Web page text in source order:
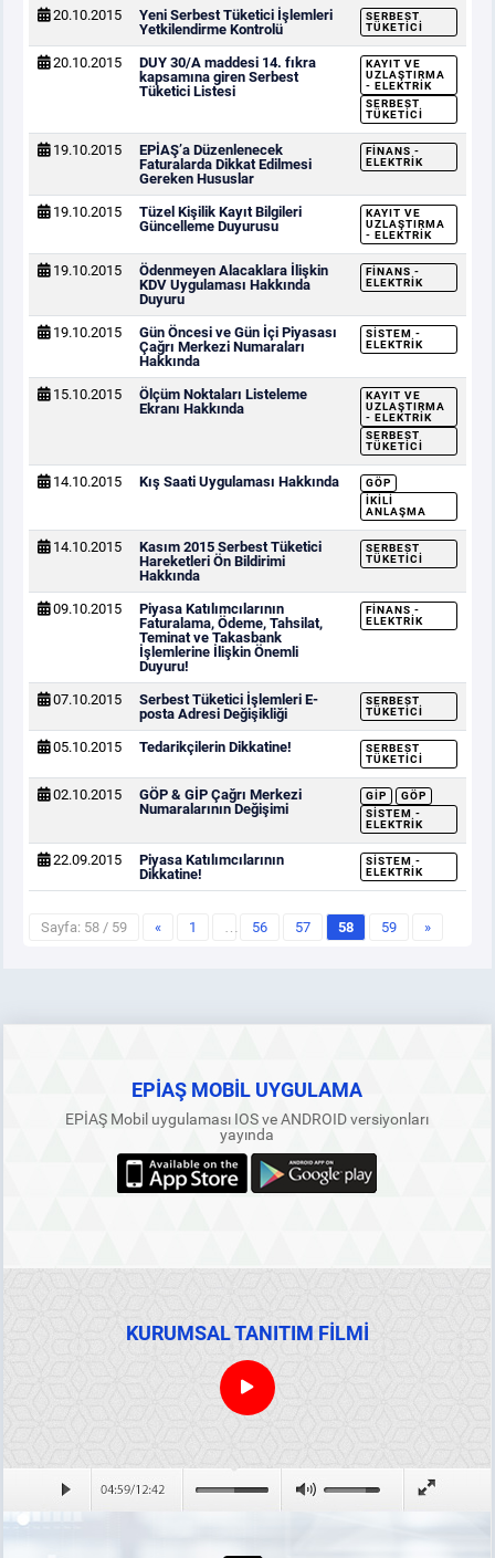
20.10.2015
Yeni Serbest Tüketici İşlemleri
Yetkilendirme Kontrolü
SERBEST
TÜKETICI
20.10.2015
DUY 30/A maddesi 14. fıkra
kapsamına giren Serbest
Tüketici Listesi
KAYIT VE
UZLAŞTIRMA
- ELEKTRIK
SERBEST
TÜKETICI
19.10.2015
EPİAŞ’a Düzenlenecek
Faturalarda Dikkat Edilmesi
Gereken Hususlar
FINANS -
ELEKTRIK
19.10.2015
Tüzel Kişilik Kayıt Bilgileri
Güncelleme Duyurusu
KAYIT VE
UZLAŞTIRMA
- ELEKTRIK
19.10.2015
Ödenmeyen Alacaklara İlişkin
KDV Uygulaması Hakkında
Duyuru
FINANS -
ELEKTRIK
19.10.2015
Gün Öncesi ve Gün İçi Piyasası
Çağrı Merkezi Numaraları
Hakkında
SISTEM -
ELEKTRIK
15.10.2015
Ölçüm Noktaları Listeleme
Ekranı Hakkında
KAYIT VE
UZLAŞTIRMA
- ELEKTRIK
SERBEST
TÜKETICI
14.10.2015 Kış Saati Uygulaması Hakkında
GÖP
İKILI
ANLAŞMA
14.10.2015
Kasım 2015 Serbest Tüketici
Hareketleri Ön Bildirimi
Hakkında
SERBEST
TÜKETICI
09.10.2015
Piyasa Katılımcılarının
Faturalama, Ödeme, Tahsilat,
Teminat ve Takasbank
İşlemlerine İlişkin Önemli
Duyuru!
FINANS -
ELEKTRIK
07.10.2015
Serbest Tüketici İşlemleri E-
posta Adresi Değişikliği
SERBEST
TÜKETICI
05.10.2015 Tedarikçilerin Dikkatine!
SERBEST
TÜKETICI
02.10.2015
GÖP & GİP Çağrı Merkezi
Numaralarının Değişimi
GİP
GÖP
SISTEM -
ELEKTRIK
22.09.2015
Piyasa Katılımcılarının
Dikkatine!
SISTEM -
ELEKTRIK
Sayfa: 58 / 59 « 1 … 56 57 58 59 »
EPİAŞ MOBİL UYGULAMA
EPİAŞ Mobil uygulaması IOS ve ANDROID versiyonları
yayında
KURUMSAL TANITIM FİLMİ